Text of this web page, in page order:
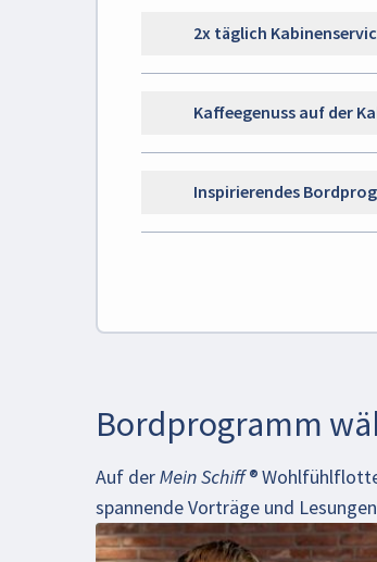
2x täglich
Kaffeegenuss auf der
Inspirierendes
Bordprogramm
Auf derMein Schiff®
spannende Vorträge und